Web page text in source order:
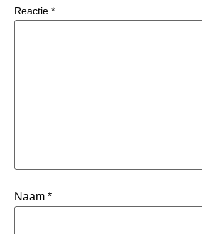
Reactie *
Naam *